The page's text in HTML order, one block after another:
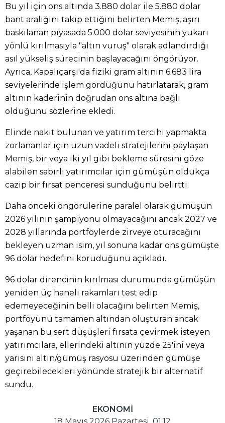
Bu yıl için ons altında 3.880 dolar ile 5.880 dolar
bant aralığını takip ettiğini belirten Memiş, aşırı
baskılanan piyasada 5.000 dolar seviyesinin yukarı
yönlü kırılmasıyla "altın vuruş" olarak adlandırdığı
asıl yükseliş sürecinin başlayacağını öngörüyor.
Ayrıca, Kapalıçarşı'da fiziki gram altının 6.683 lira
seviyelerinde işlem gördüğünü hatırlatarak, gram
altının kaderinin doğrudan ons altına bağlı
olduğunu sözlerine ekledi.
Elinde nakit bulunan ve yatırım tercihi yapmakta
zorlananlar için uzun vadeli stratejilerini paylaşan
Memiş, bir veya iki yıl gibi bekleme süresini göze
alabilen sabırlı yatırımcılar için gümüşün oldukça
cazip bir fırsat penceresi sunduğunu belirtti.
Daha önceki öngörülerine paralel olarak gümüşün
2026 yılının şampiyonu olmayacağını ancak 2027 ve
2028 yıllarında portföylerde zirveye oturacağını
bekleyen uzman isim, yıl sonuna kadar ons gümüşte
96 dolar hedefini koruduğunu açıkladı.
96 dolar direncinin kırılması durumunda gümüşün
yeniden üç haneli rakamları test edip
edemeyeceğinin belli olacağını belirten Memiş,
portföyünü tamamen altından oluşturan ancak
yaşanan bu sert düşüşleri fırsata çevirmek isteyen
yatırımcılara, ellerindeki altının yüzde 25'ini veya
yarısını altın/gümüş rasyosu üzerinden gümüşe
geçirebilecekleri yönünde stratejik bir alternatif
sundu.
EKONOMİ
18 Mayıs 2026 Pazartesi, 01:12